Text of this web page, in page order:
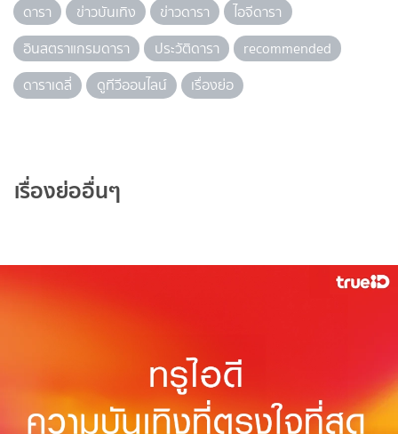
ดารา ข่าวบันเทิง ข่าวดารา
ไอจีดารา
อินสตราแกรมดารา
ประวัติดารา
recommended
ดาราเดลี่
ดูทีวีออนไลน์ เรื่องย่อ
เรื่องย่ออื่นๆ